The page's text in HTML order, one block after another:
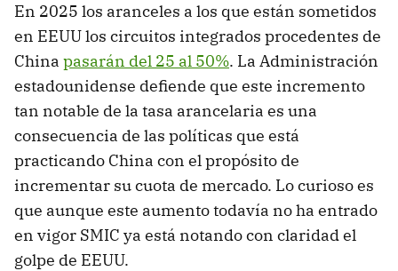
En 2025 los aranceles a los que están sometidos
en EEUU los circuitos integrados procedentes de
China pasarán del 25 al 50%. La Administración
estadounidense defiende que este incremento
tan notable de la tasa arancelaria es una
consecuencia de las políticas que está
practicando China con el propósito de
incrementar su cuota de mercado. Lo curioso es
que aunque este aumento todavía no ha entrado
en vigor SMIC ya está notando con claridad el
golpe de EEUU.